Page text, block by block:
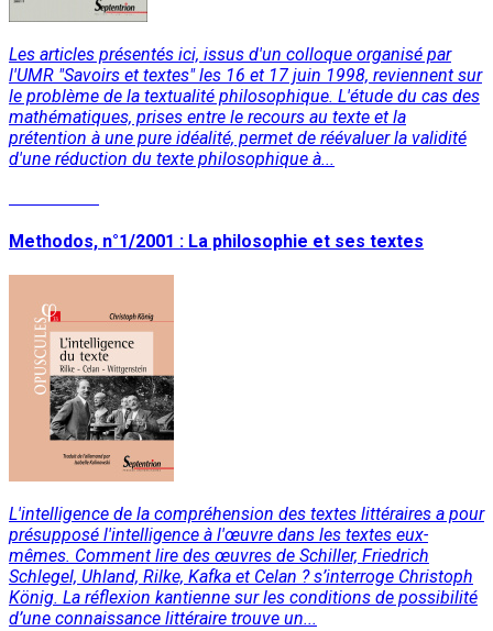
Les articles présentés ici, issus d'un colloque organisé par
l'UMR "Savoirs et textes" les 16 et 17 juin 1998, reviennent sur
le problème de la textualité philosophique. L'étude du cas des
mathématiques, prises entre le recours au texte et la
prétention à une pure idéalité, permet de réévaluer la validité
d'une réduction du texte philosophique à...
Methodos, n°1/2001 : La philosophie et ses textes
L'intelligence de la compréhension des textes littéraires a pour
présupposé l'intelligence à l'œuvre dans les textes eux-
mêmes. Comment lire des œuvres de Schiller, Friedrich
Schlegel, Uhland, Rilke, Kafka et Celan ? s’interroge Christoph
König. La réflexion kantienne sur les conditions de possibilité
d’une connaissance littéraire trouve un...